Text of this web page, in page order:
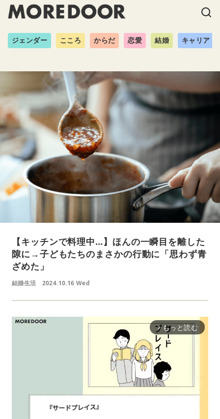
ジェンダー こころ からだ 恋愛 結婚 キャリア
【キッチンで料理中…】ほんの一瞬目を離した
隙に→子どもたちのまさかの行動に「思わず青
ざめた」
結婚生活 2024.10.16 Wed
arrow_forward_ios もっと読む